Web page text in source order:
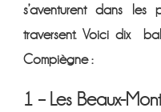
s’aventurent dans
traversent. Voici dix
Compiègne :
1 – Les Beaux-